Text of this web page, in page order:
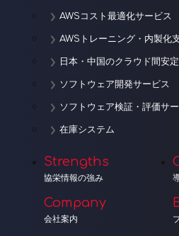
AWSコスト最適化サービス
AWSトレーニング・内製化
日本・中国のクラウド間安
ソフトウェア開発サービス
ソフトウェア検証・評価サ
在庫システム
Strengths
協栄情報の強み
Company
会社案内